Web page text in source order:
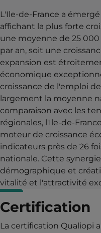
L'Ile-de-France a
affichant la plus forte
une moyenne de 25
par an, soit une
expansion est
économique
croissance de l'emploi de
largement la moyenne
comparaison avec les
régionales, l'Ile-de-
moteur de croissance
indicateurs près de 26
nationale. Cette
démographique et
vitalité et l'attractivité
Certification
La certification Qualiopi